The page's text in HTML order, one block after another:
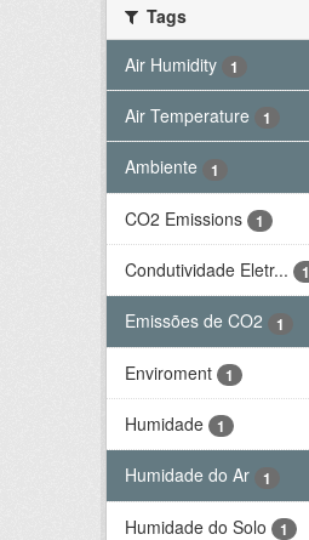
Tags
Air Humidity
1
Air Temperature 1
Ambiente 1
CO2 Emissions 1
Condutividade Eletr... 1
Emissões de CO2 1
Enviroment 1
Humidade 1
Humidade do Ar 1
Humidade do Solo 1